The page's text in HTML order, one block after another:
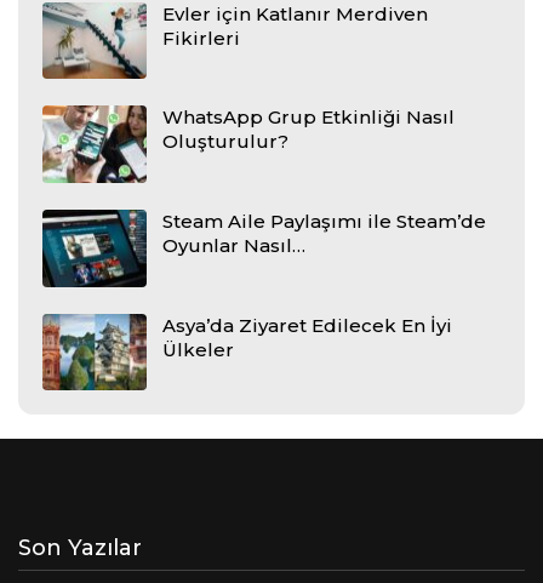
Evler için Katlanır Merdiven
Fikirleri
WhatsApp Grup Etkinliği Nasıl
Oluşturulur?
Steam Aile Paylaşımı ile Steam’de
Oyunlar Nasıl…
Asya’da Ziyaret Edilecek En İyi
Ülkeler
Son Yazılar